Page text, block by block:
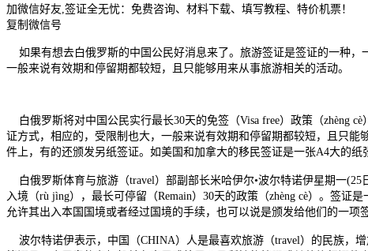
加微信好友,签证全无忧：免费咨询、材料下载、填写教程、特价机票！
复制微信号
如果有想去白俄罗斯的中国公民好消息来了。旅游签证是签证的一种
一般来说有效期和停留期都较短，且只能够用来从事旅游相关的活动。
白俄罗斯将对中国公民实行最长30天的免签（Visa free）政策（zhèng
证方式，相应的，受限制也大，一般来说有效期和停留期都较短，且只
件上，有的还颁发另纸签证。如美国和加拿大的移民签证是一张A4大的
白俄罗斯体育与旅游（travel）部副部长米哈伊尔•波尔特诺伊星期一
入境（rù jìng），最长可停留（Remain）30天的政策（zhèng cè）。签
允许其出入本国国境或者经过国境的手续，也可以说是颁发给他们的一项
波尔特诺伊表示，中国（CHINA）人是最喜欢旅游（travel）的民族，